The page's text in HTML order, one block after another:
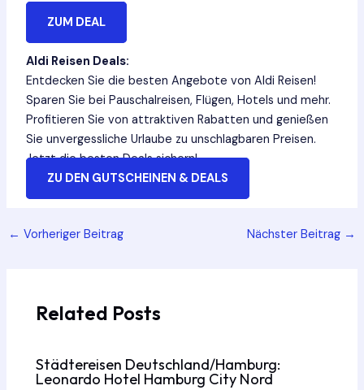
ZUM DEAL
Aldi Reisen Deals:
Entdecken Sie die besten Angebote von Aldi Reisen!
Sparen Sie bei Pauschalreisen, Flügen, Hotels und mehr.
Profitieren Sie von attraktiven Rabatten und genießen
Sie unvergessliche Urlaube zu unschlagbaren Preisen.
Jetzt die besten Deals sichern!
ZU DEN GUTSCHEINEN & DEALS
Post
← Vorheriger Beitrag Nächster Beitrag →
Related Posts
Städtereisen Deutschland/Hamburg:
Leonardo Hotel Hamburg City Nord